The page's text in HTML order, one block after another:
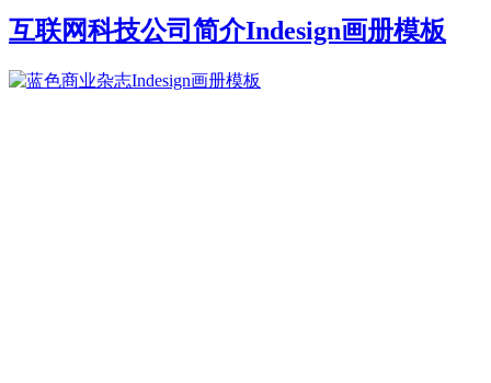
互联网科技公司简介Indesign画册模板